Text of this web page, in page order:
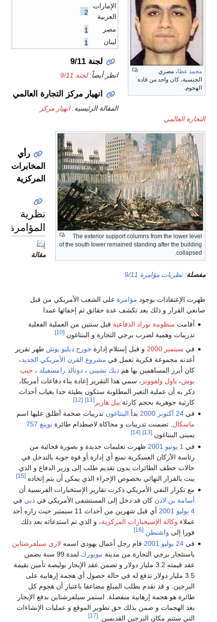
محمد عطا، مصري
الجنسية، كان واحد من قادة
الهجوم.
الإمارات
العربية
2
مصر
1
لبنان
1
لجنة 9/11
انظر أيضاً:لجنة 9/11
انهيار مركز التجارة العالمي
المقالة الرئيسية:انهيار مركز
التجارة العالمي
The exterior support columns from the lower level
of the south tower remained standing after the building
collapsed.
رأي
المخابرات
المركزية
نظرية
المؤامرة
مقالة
مفصلة:نظريات مؤامرة 9/11
ظهرت الإعتقادات بوجود مؤامرة على الشعب الأمريكي من قبل
صانعي القرار و ذلك بعد تكشف عدة حقائق تم إخفائها عمدا
أقامت منظومة نوراد الدفاعية قبل سنتين من العملية الفعلية
تدريبات وهمية لضرب برجي التجارة و البنتاغون[10]
في سبتمبر 2000 و قبل إستلام إدارة جورج دبليو بوش ظهر تقرير
أعدته مجموعة فكرية تعمل في مشروع القرن الأمريكي الجديد،
كان أبرز المساهمين بها همديك تشيني ،دونالد رامسفيلد ، جيب
بوش، باول ولفووتز ، سمي هذا التقرير إعادة بناء دفاعات أمريكا،
ذكر به أن عملية التغير المطلوبة ستكون بطيئة جدا بغياب أحداث
كارثية جوهرية بحجم كارثة بيل هاربر[11]
[12]
في24 أكتوبر 2000 بدأ البنتاغون تدريبات ضخمة أطلق عليها اسم
ماسكال . تضمنت تدريبات و محاكاة لاصطدام طائرة بوينغ 757
بمبنى البنتاغون[13]
[14]
في 1 يونيو 2001 ظهرت تعليمات جديدة و بصورة فجائية من
رئاسة الأركان العسكرية تمنع أي إدارة أو قوة جوية بالتدخل في
حالات خطف الطائرات بدون تقديم طلب إلى وزير الدفاع و الذي
يبت بالقرار النهائي بخصوص الإجراء الذي يمكن أن يتم إتخاذه[15]
مع تكرار النفي الأمريكي ذكرت تقارير الإستخبارات الفرنسية أن
أسامة بن لادن كان قد دخل إلى المستشفى الأمريكي فيدبي في
4 يوليو
2001
أي قبل شهرين من أحداث 11 سبمتبر حيث زاره أحد
عملاء وكالة الإسيخبارات المركزية، و الذي تم استدعائه بعد ذلك
فورا إلى واشنطن [16]
في24 يوليو 2001 قام رجل أعمال يهودي اسمه لاري سيلفرشتاين
باستئجار برجي التجارة من مدينة نيويورك
لمدة 99 سنة بضمن
عقد قيمته 3.2 مليار دولار و تضمن عقد الإيجار بوليصة تأمين بقيمة
3.5 مليار دولار تدفع له في حالة حصول أي هجمة إرهابية على
البرجين. و قد تقدم بطلب المبلغ مضاعفا باعتبار أن هجوم كل
طائرة هو هجمة إرهابية منفصلة. استمر سيلفرشتاين بدفع الإيجار
بعد الهجمات و ضمن بذلك حق تطوير الموقع و عمليات الإنشاءات
التي ستتم مكان البرجين القديمين.[17]